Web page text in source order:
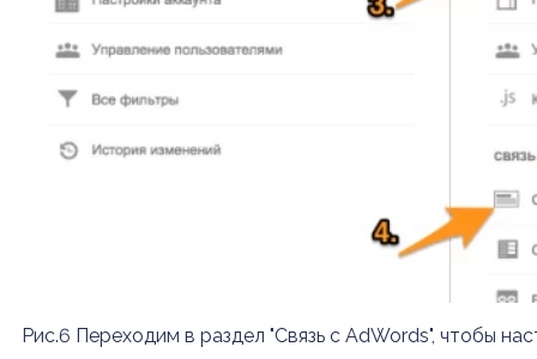
Рис.6 Переходим в раздел "Связь с AdWords", чтобы